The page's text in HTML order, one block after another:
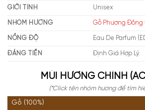
GIỚI TÍNH Unisex
NHÓM HƯƠNG Gỗ Phương Đông
NỒNG ĐỘ Eau De Parfum
ĐÁNG TIỀN Định Giá Hợp Lý
MÙI HƯƠNG CHÍNH
(*Click tên nhóm hương để tìm
Gỗ (100%)